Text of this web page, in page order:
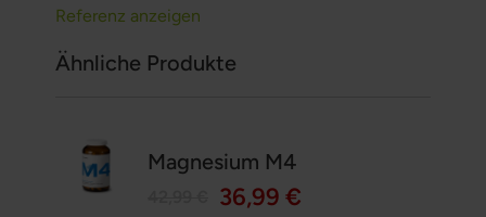
Referenz anzeigen
Ähnliche Produkte
Magnesium M4
36,99 €